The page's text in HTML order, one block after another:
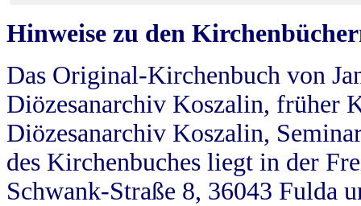
Hinweise zu den
Das Original-Kirchenbuch von
Diözesanarchiv Koszalin, früher
Diözesanarchiv Koszalin,
des Kirchenbuches liegt in der
Schwank-Straße 8, 36043 Fulda